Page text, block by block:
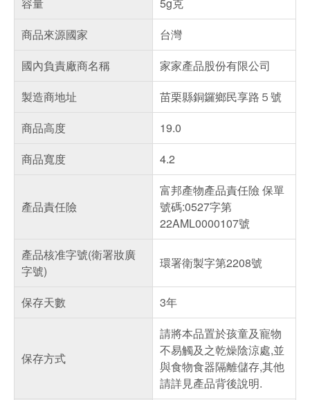
商品來源國家
台灣
國內負責廠商名稱
家家產品股份有限公司
製造商地址
苗栗縣銅鑼鄉民享路５號
商品高度
19.0
商品寬度
4.2
產品責任險
富邦產物產品責任險 保單
號碼:0527字第
22AML0000107號
產品核准字號(衛署妝廣
字號)
環署衛製字第2208號
保存天數 3年
保存方式
請將本品置於孩童及寵物
不易觸及之乾燥陰涼處,並
與食物食器隔離儲存,其他
請詳見產品背後說明.